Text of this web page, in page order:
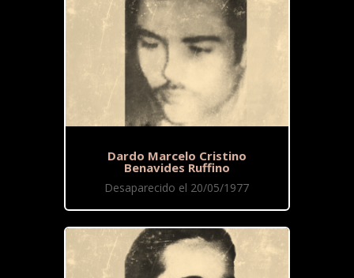
Dardo Marcelo Cristino
Benavides Ruffino
Desaparecido el 20/05/1977